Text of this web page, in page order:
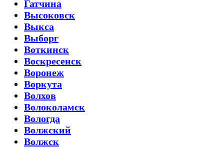
Гатчина
Высоковск
Выкса
Выборг
Воткинск
Воскресенск
Воронеж
Воркута
Волхов
Волоколамск
Вологда
Волжский
Волжск